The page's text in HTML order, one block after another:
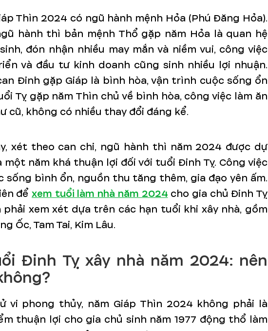
Thìn 2024 có ngũ hành mệnh Hỏa (Phú Đăng Hỏa).
hành thì bản mệnh Thổ gặp năm Hỏa là quan hệ
đón nhận nhiều may mắn và niềm vui, công việc
và đầu tư kinh doanh cũng sinh nhiều lợi nhuận.
Đinh gặp Giáp là bình hòa, vận trình cuộc sống ổn
Tỵ gặp năm Thìn chủ về bình hòa, công việc làm ăn
cũ, không có nhiều thay đổi đáng kể.
xét theo can chi, ngũ hành thì năm 2024 được dự
một năm khá thuận lợi đối với tuổi Đinh Tỵ. Công việc
sống bình ổn, nguồn thu tăng thêm, gia đạo yên ấm.
đểxem tuổi làm nhà năm 2024 cho gia chủ Đinh Tỵ
xem xét dựa trên các hạn tuổi khi xây nhà, gồm
Ốc, Tam Tai, Kim Lâu.
Đinh Tỵ xây nhà năm 2024: nên
vi phong thủy, năm Giáp Thìn 2024 không phải là
thuận lợi cho gia chủ sinh năm 1977 động thổ làm